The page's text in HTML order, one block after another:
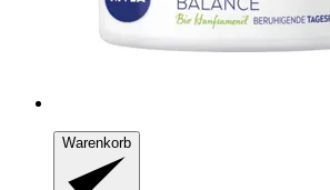
Warenkorb